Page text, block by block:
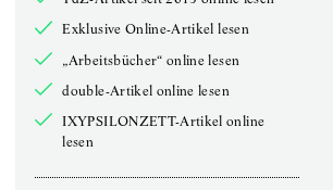
Exklusive Online-Artikel lesen
„Arbeitsbücher“ online lesen
double-Artikel online lesen
IXYPSILONZETT-Artikel online
lesen